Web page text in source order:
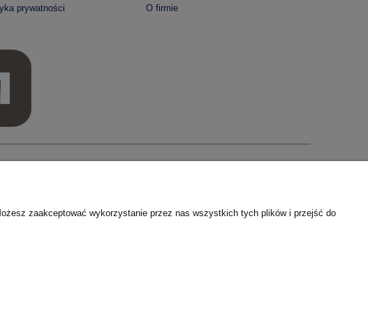
prywatności
O firmie
zaakceptować wykorzystanie przez nas wszystkich tych plików i przejść do